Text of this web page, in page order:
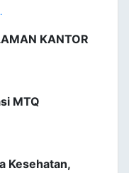
KANTOR
MTQ
Kesehatan,